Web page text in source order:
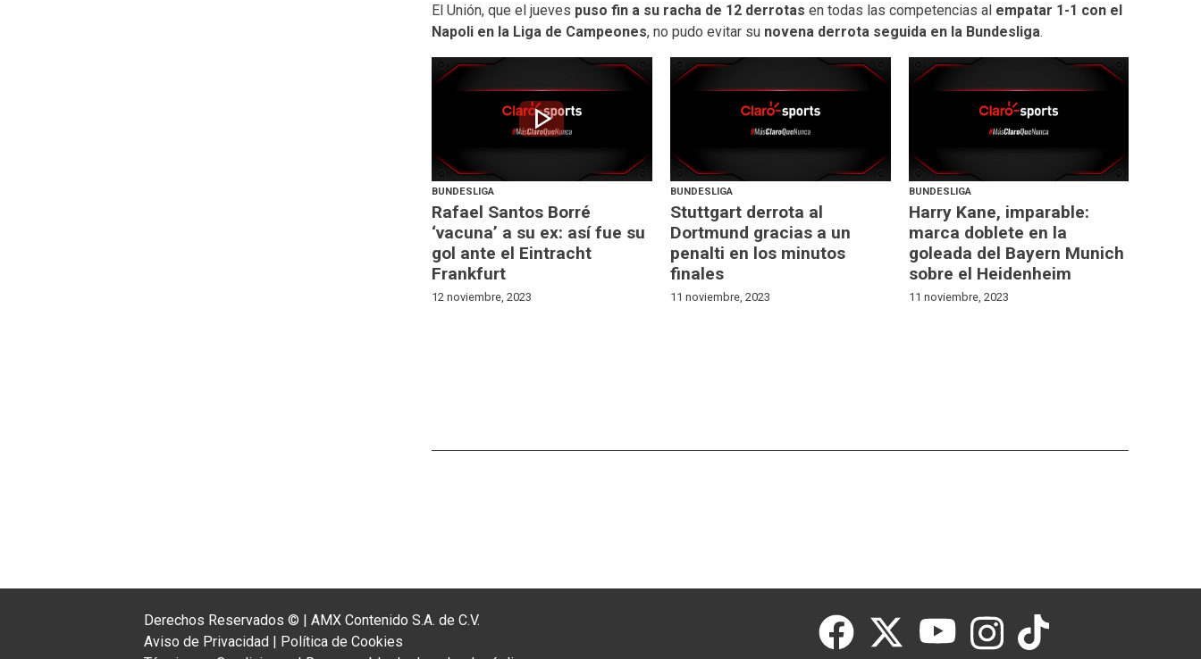
El Unión, que el jueves puso fin a su racha de 12 derrotas en todas las competencias al empatar 1-1 con el
Napoli en la Liga de Campeones, no pudo evitar su novena derrota seguida en la Bundesliga.
play_arrow
BUNDESLIGA
Rafael Santos Borré
‘vacuna’ a su ex: así fue su
gol ante el Eintracht
Frankfurt
12 noviembre, 2023
BUNDESLIGA
Stuttgart derrota al
Dortmund gracias a un
penalti en los minutos
finales
11 noviembre, 2023
BUNDESLIGA
Harry Kane, imparable:
marca doblete en la
goleada del Bayern Munich
sobre el Heidenheim
11 noviembre, 2023
Derechos Reservados © | AMX Contenido S.A. de C.V.
Aviso de Privacidad| Política de Cookies